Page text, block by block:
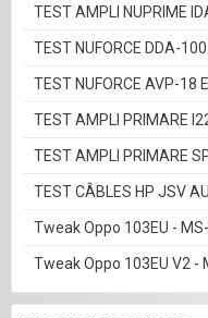
TEST AMPLI NUPRIME
TEST NUFORCE DDA-100
TEST NUFORCE AVP-18
TEST AMPLI PRIMARE
TEST AMPLI PRIMARE
TEST CÂBLES HP JSV
Tweak Oppo 103EU -
Tweak Oppo 103EU V2 -